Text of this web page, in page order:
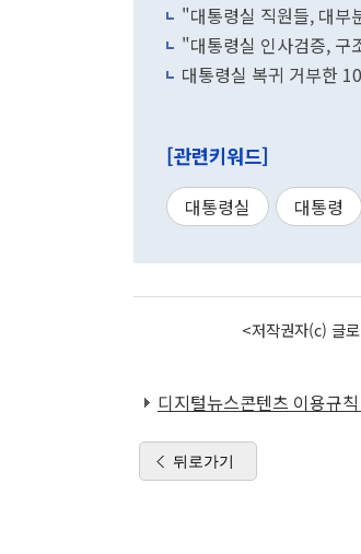
"대통령실 직원들, 대
"대통령실 인사검증, 구
대통령실 복귀 거부한
[관련키워드]
대통령실 대통령
<저작권자(c) 글
디지털뉴스콘텐츠 이용규
뒤로가기